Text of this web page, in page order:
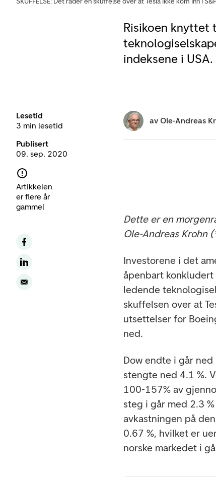
Risikoen knyttet
indeksene i USA.
Lesetid
3 min lesetid
Publisert
09. sep. 2020
Artikkelen
er flere år
gammel
av Ole-Andreas
Dette er en
Ole-Andreas Krohn
Investorene i det
åpenbart
ledende
skuffelsen over at
utsettelser for
ned.
Dow endte i går
stengte ned 4.1 %.
100-157% av
steg i går med 2.3
avkastningen på
0.67 %, hvilket er
norske markedet i